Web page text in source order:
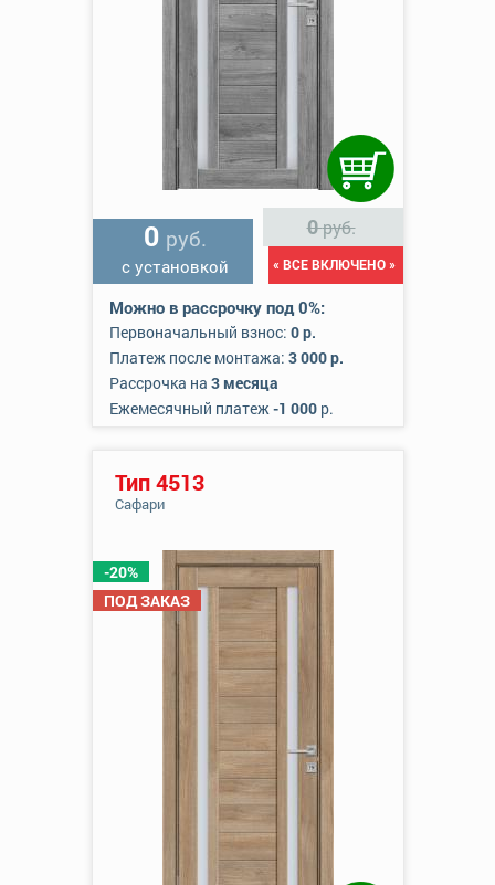
0 руб.
с установкой
0руб.
« ВСЕ ВКЛЮЧЕНО »
Можно в рассрочку под 0%:
Первоначальный взнос: 0 р.
Платеж после монтажа: 3 000 р.
Рассрочка на 3 месяца
Ежемесячный платеж-1 000р.
-20%
ПОД ЗАКАЗ
Тип 4513
Сафари